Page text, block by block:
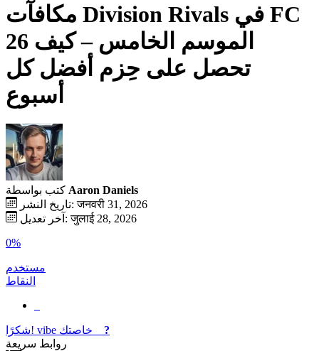
مكافآت Division Rivals في FC
26 الموسم الخامس – كيف
تحصل على حِزم أفضل كل
أسبوع
كتب بواسطة Aaron Daniels
تاريخ النشر: जनवरी 31, 2026
آخر تعديل: जुलाई 28, 2026
0%
مستخدم
النقاط
شكرًا! vibe
?
روابط سريعة